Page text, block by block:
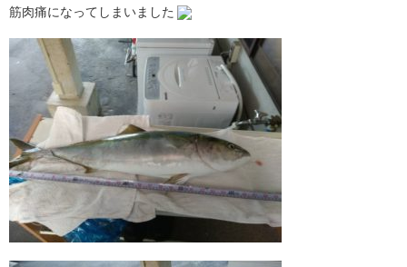
筋肉痛になってしまいました